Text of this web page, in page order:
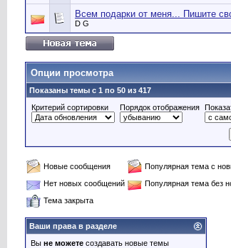
Всем подарки от меня... Пишите
D G
Опции просмотра
Показаны темы с 1 по 50 из 417
Критерий сортировки
Порядок отображения
Новые сообщения
Популярная тема с
Нет новых сообщений
Популярная тема без
Тема закрыта
Ваши права в разделе
Вы не можете создавать новые темы